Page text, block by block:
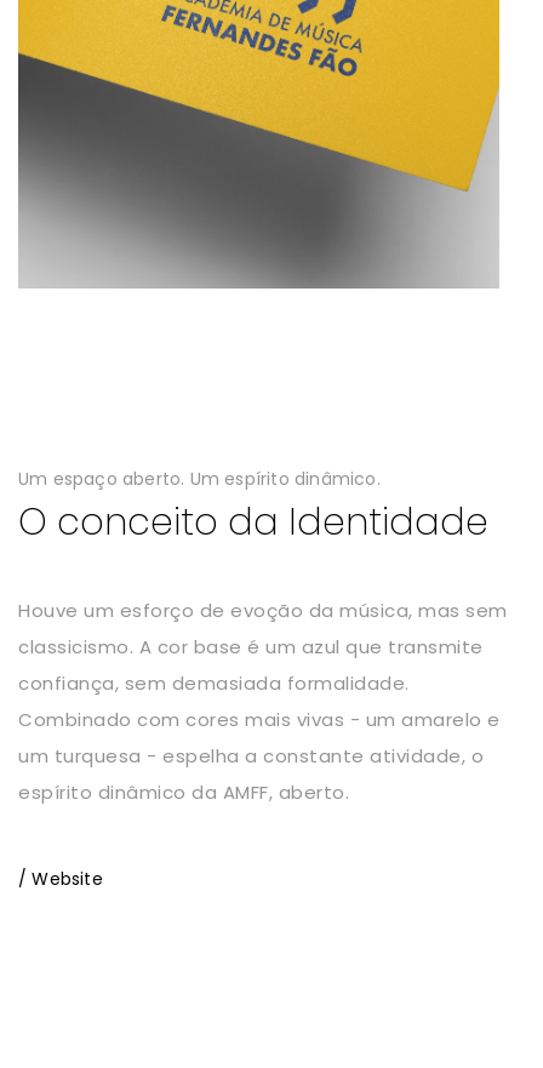
Um espaço aberto. Um espírito dinâmico.
O conceito da Identidade
Houve um esforço de evoção da música, mas sem
classicismo. A cor base é um azul que transmite
confiança, sem demasiada formalidade.
Combinado com cores mais vivas - um amarelo e
um turquesa - espelha a constante atividade, o
espírito dinâmico da AMFF, aberto.
/ Website